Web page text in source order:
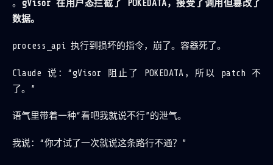
。 gVisor 在用户态拦截了 POKEDATA，接受了调用但篡改了
数据。
process_api 执行到损坏的指令，崩了。容器死了。
Claude 说：“gVisor 阻止了 POKEDATA，所以 patch 不
了。”
语气里带着一种“看吧我就说不行”的泄气。
我说：“你才试了一次就说这条路行不通？”